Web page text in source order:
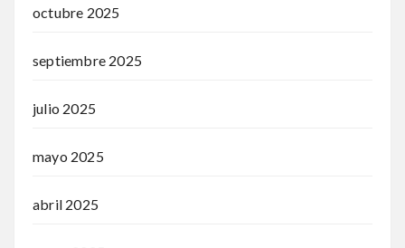
octubre 2025
septiembre 2025
julio 2025
mayo 2025
abril 2025